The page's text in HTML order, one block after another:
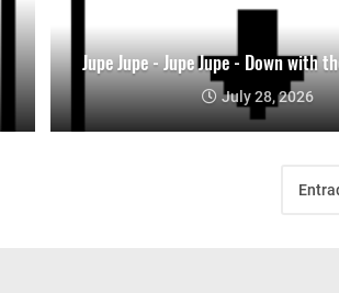
Jupe Jupe - Jupe Jupe - Down with
July 28, 2026